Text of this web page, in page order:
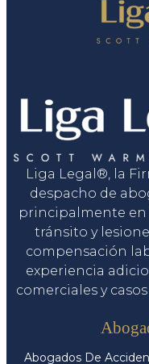
Liga Legal®, la
despacho de
principalmente en
tránsito y
compensación
experiencia
comerciales y
Abogados De